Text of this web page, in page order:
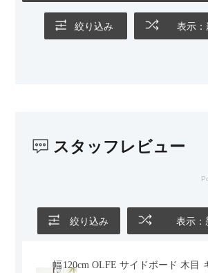
ても美しく、空間の印象を損ないません。
また、カウチのように足を伸ばしてくつろげ
かせるため、普段はカウチとして使い、来客
す。
絞り込み 表示
スタッフレビュー
絞り込み 表示：
幅120cm OLFE サイドボード 木目